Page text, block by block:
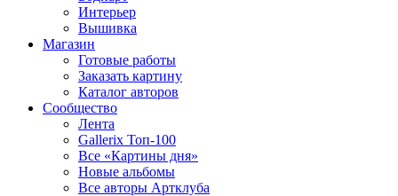
Интерьер
Вышивка
Магазин
Готовые работы
Заказать картину
Каталог авторов
Сообщество
Лента
Gallerix Топ-100
Все «Картины дня»
Новые альбомы
Все авторы Артклуба